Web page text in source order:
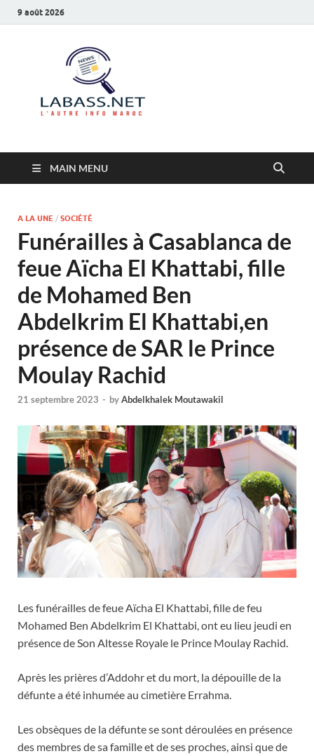
9 août 2026
MAIN MENU
A LA UNE / SOCIÉTÉ
Funérailles à Casablanca de
feue Aïcha El Khattabi, fille
de Mohamed Ben
Abdelkrim El Khattabi,en
présence de SAR le Prince
Moulay Rachid
21 septembre 2023 - byAbdelkhalek Moutawakil
Les funérailles de feue Aïcha El Khattabi, fille de feu
Mohamed Ben Abdelkrim El Khattabi, ont eu lieu jeudi en
présence de Son Altesse Royale le Prince Moulay Rachid.
Après les prières d’Addohr et du mort, la dépouille de la
défunte a été inhumée au cimetière Errahma.
Les obsèques de la défunte se sont déroulées en présence
des membres de sa famille et de ses proches, ainsi que de